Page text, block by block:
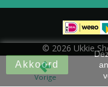
Akkoord
© 2026 Ukkie
Vorige